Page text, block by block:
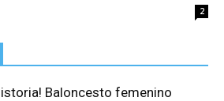
2
Baloncesto femenino